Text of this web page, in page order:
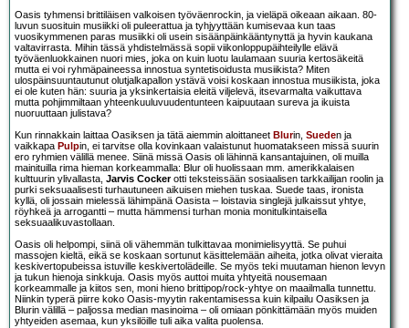
Oasis tyhmensi brittiläisen valkoisen työväenrockin, ja vieläpä oikeaan aikaan. 80-
luvun suosituin musiikki oli puleerattua ja tyhjyyttään kumisevaa kun taas
vuosikymmenen paras musiikki oli usein sisäänpäinkääntynyttä ja hyvin kaukana
valtavirrasta. Mihin tässä yhdistelmässä sopii viikonloppupäihteilylle elävä
työväenluokkainen nuori mies, joka on kuin luotu laulamaan suuria kertosäkeitä
mutta ei voi ryhmäpaineessa innostua syntetisoidusta musiikista? Miten
ulospäinsuuntautunut olutjalkapallon ystävä voisi koskaan innostua musiikista, joka
ei ole kuten hän: suuria ja yksinkertaisia eleitä viljelevä, itsevarmalta vaikuttava
mutta pohjimmiltaan yhteenkuuluvuudentunteen kaipuutaan sureva ja ikuista
nuoruuttaan julistava?
Kun rinnakkain laittaa Oasiksen ja tätä aiemmin aloittaneet Blurin, Sueden ja
vaikkapa Pulpin, ei tarvitse olla kovinkaan valaistunut huomatakseen missä suurin
ero ryhmien välillä menee. Siinä missä Oasis oli lähinnä kansantajuinen, oli muilla
mainituilla rima hieman korkeammalla: Blur oli huolissaan mm. amerikkalaisen
kulttuurin ylivallasta, Jarvis Cockerotti teksteissään sosiaalisen tarkkailijan roolin ja
purki seksuaalisesti turhautuneen aikuisen miehen tuskaa. Suede taas, ironista
kyllä, oli jossain mielessä lähimpänä Oasista – loistavia singlejä julkaissut yhtye,
röyhkeä ja arrogantti – mutta hämmensi turhan monia monitulkintaisella
seksuaalikuvastollaan.
Oasis oli helpompi, siinä oli vähemmän tulkittavaa monimielisyyttä. Se puhui
massojen kieltä, eikä se koskaan sortunut käsittelemään aiheita, jotka olivat vieraita
keskivertopubeissa istuville keskivertolädeille. Se myös teki muutaman hienon levyn
ja tukun hienoja sinkkuja. Oasis myös auttoi muita yhtyeitä nousemaan
korkeammalle ja kiitos sen, moni hieno brittipop/rock-yhtye on maailmalla tunnettu.
Niinkin typerä piirre koko Oasis-myytin rakentamisessa kuin kilpailu Oasiksen ja
Blurin välillä – paljossa median masinoima – oli omiaan pönkittämään myös muiden
yhtyeiden asemaa, kun yksilöille tuli aika valita puolensa.